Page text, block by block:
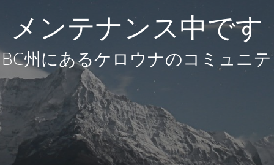
メンテナンス中です
州にあるケロウナのコミュニ